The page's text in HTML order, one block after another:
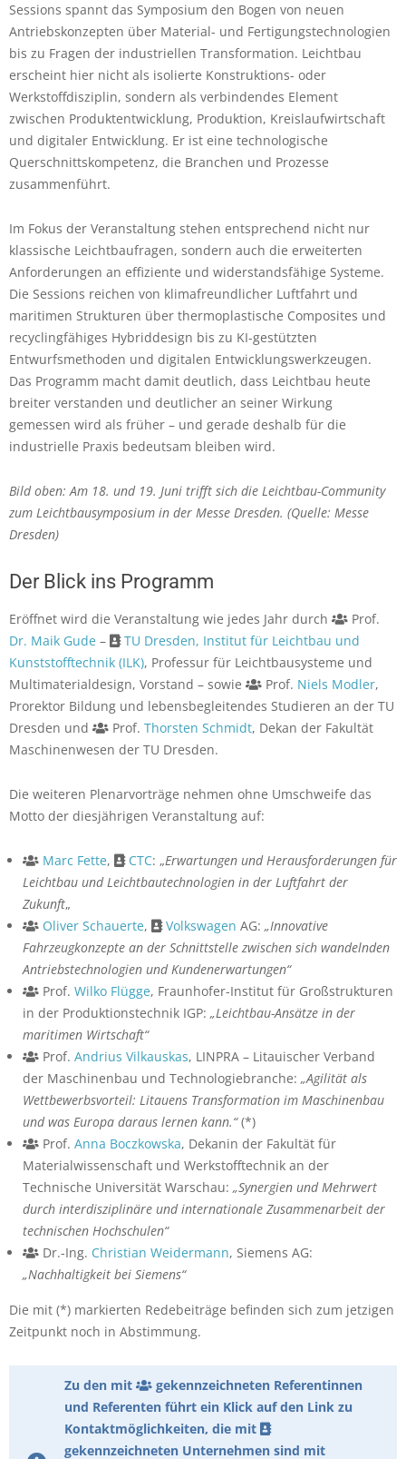
Sessions spannt das Symposium den Bogen von neuen
Antriebskonzepten über Material- und Fertigungstechnologien
bis zu Fragen der industriellen Transformation. Leichtbau
erscheint hier nicht als isolierte Konstruktions- oder
Werkstoffdisziplin, sondern als verbindendes Element
zwischen Produktentwicklung, Produktion, Kreislaufwirtschaft
und digitaler Entwicklung. Er ist eine technologische
Querschnittskompetenz, die Branchen und Prozesse
zusammenführt.
Im Fokus der Veranstaltung stehen entsprechend nicht nur
klassische Leichtbaufragen, sondern auch die erweiterten
Anforderungen an effiziente und widerstandsfähige Systeme.
Die Sessions reichen von klimafreundlicher Luftfahrt und
maritimen Strukturen über thermoplastische Composites und
recyclingfähiges Hybriddesign bis zu KI-gestützten
Entwurfsmethoden und digitalen Entwicklungswerkzeugen.
Das Programm macht damit deutlich, dass Leichtbau heute
breiter verstanden und deutlicher an seiner Wirkung
gemessen wird als früher – und gerade deshalb für die
industrielle Praxis bedeutsam bleiben wird.
Bild oben: Am 18. und 19. Juni trifft sich die Leichtbau-Community
zum Leichtbausymposium in der Messe Dresden. (Quelle: Messe
Dresden)
Der Blick ins Programm
Eröffnet wird die Veranstaltung wie jedes Jahr durch
Prof.
Dr. Maik Gude –
TU Dresden, Institut für Leichtbau und
Kunststofftechnik (ILK), Professur für Leichtbausysteme und
Multimaterialdesign, Vorstand – sowie
Prof. Niels Modler,
Prorektor Bildung und lebensbegleitendes Studieren an der TU
Dresden und
Prof. Thorsten Schmidt, Dekan der Fakultät
Maschinenwesen der TU Dresden.
Die weiteren Plenarvorträge nehmen ohne Umschweife das
Motto der diesjährigen Veranstaltung auf:
Marc Fette, CTC: „Erwartungen und Herausforderungen für
Leichtbau und Leichtbautechnologien in der Luftfahrt der
Zukunft„
Oliver Schauerte, Volkswagen AG: „Innovative
Fahrzeugkonzepte an der Schnittstelle zwischen sich wandelnden
Antriebstechnologien und Kundenerwartungen“
Prof. Wilko Flügge, Fraunhofer-Institut für Großstrukturen
in der Produktionstechnik IGP: „Leichtbau-Ansätze in der
maritimen Wirtschaft“
Prof. Andrius Vilkauskas, LINPRA – Litauischer Verband
der Maschinenbau und Technologiebranche: „Agilität als
Wettbewerbsvorteil: Litauens Transformation im Maschinenbau
und was Europa daraus lernen kann.“(*)
Prof. Anna Boczkowska, Dekanin der Fakultät für
Materialwissenschaft und Werkstofftechnik an der
Technische Universität Warschau: „Synergien und Mehrwert
durch interdisziplinäre und internationale Zusammenarbeit der
technischen Hochschulen“
Dr.-Ing. Christian Weidermann, Siemens AG:
„Nachhaltigkeit bei Siemens“
Die mit (*) markierten Redebeiträge befinden sich zum jetzigen
Zeitpunkt noch in Abstimmung.
Zu den mit
gekennzeichneten Referentinnen
und Referenten führt ein Klick auf den Link zu
Kontaktmöglichkeiten, die mit
gekennzeichneten Unternehmen sind mit